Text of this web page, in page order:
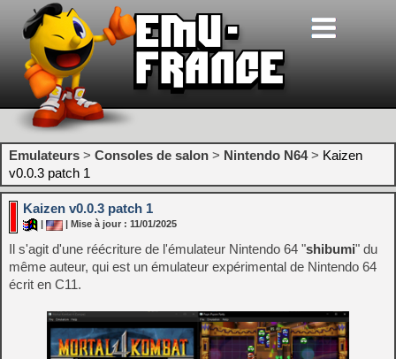
Emulateurs > Consoles de salon > Nintendo N64> Kaizen
v0.0.3 patch 1
Kaizen v0.0.3 patch 1
| Mise à jour : 11/01/2025
Il s'agit d'une réécriture de l'émulateur Nintendo 64 "shibumi" du
même auteur, qui est un émulateur expérimental de Nintendo 64
écrit en C11.